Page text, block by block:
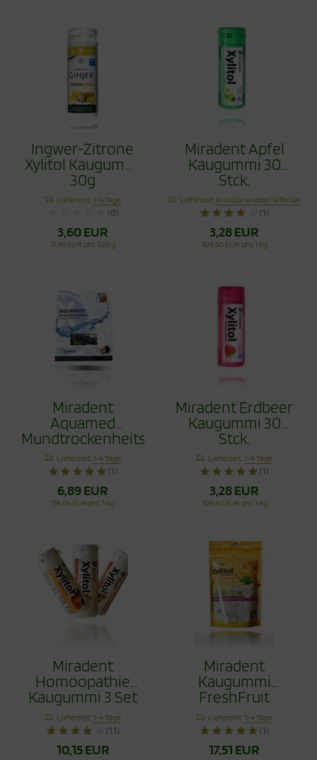
Ingwer-Zitrone
Xylitol Kaugummi
30g
Lieferzeit:1-4 Tage
(0)
3,60 EUR
11,98 EUR pro 100 g
Miradent Apfel
Kaugummi 30
Stck.
Lieferzeit: in Kürze wieder lieferbar
(1)
3,28 EUR
109,50 EUR pro 1 kg
Miradent
Aquamed
Mundtrockenheitstablette
mit Xylit 60g
Lieferzeit:1-4 Tage
(1)
6,89 EUR
114,84 EUR pro 1 kg
Miradent Erdbeer
Kaugummi 30
Stck.
Lieferzeit:1-4 Tage
(1)
3,28 EUR
109,50 EUR pro 1 kg
Miradent
Homöopathie
Kaugummi 3 Set
120 Stck.
Lieferzeit:1-4 Tage
(11)
10,15 EUR
Miradent
Kaugummi
FreshFruit
Nachfüllpack 200
Stck.
Lieferzeit:1-4 Tage
(1)
17,51 EUR